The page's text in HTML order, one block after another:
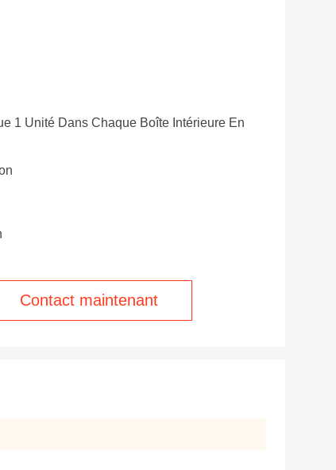
1 Unité Dans Chaque Boîte Intérieure En
Contact maintenant